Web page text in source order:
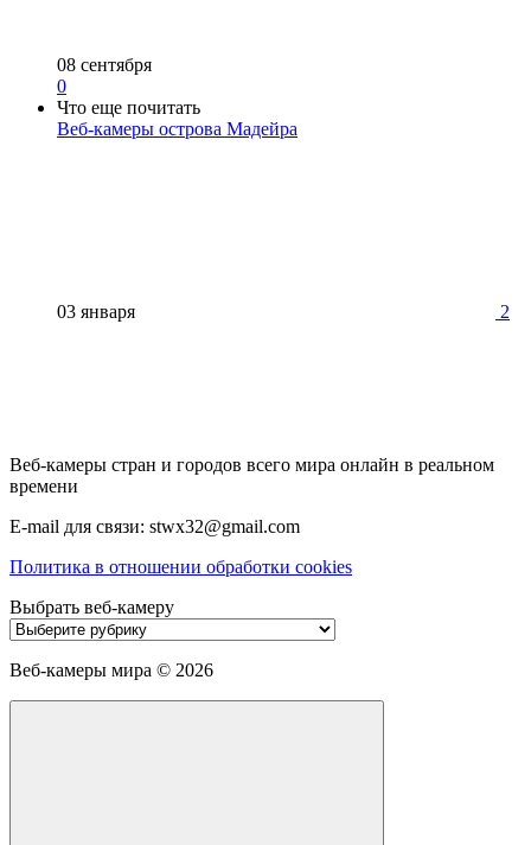
08 сентября
0
Что еще почитать
Веб-камеры острова Мадейра
03 января 2
Веб-камеры стран и городов всего мира онлайн в реальном
времени
E-mail для связи: stwx32@gmail.com
Политика в отношении обработки cookies
Выбрать веб-камеру
Выбрать
камеру
Веб-камеры мира © 2026